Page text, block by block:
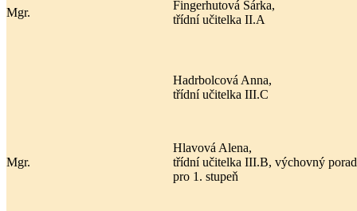
Mgr.
Fingerhutová Šárka,
třídní učitelka II.A
Hadrbolcová Anna,
třídní učitelka III.C
Mgr.
Hlavová Alena,
třídní učitelka III.B, výchovný
pro 1. stupeň